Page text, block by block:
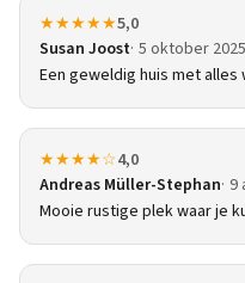
★★★★★5,0
Susan Joost 5 oktober 2025
Een geweldig huis met
★★★★☆4,0
Andreas Müller-Stephan 9
Mooie rustige plek waar je